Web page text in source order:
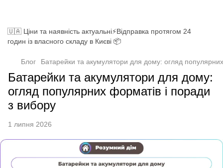
🇺🇦 Ціни та наявність актуальні⚡Відправка протягом 24
годин із власного складу в Києві 📦
Блог Батарейки та акумулятори для дому: огляд
Батарейки та акумулятори для дому:
огляд популярних форматів і поради
з вибору
1 липня 2026